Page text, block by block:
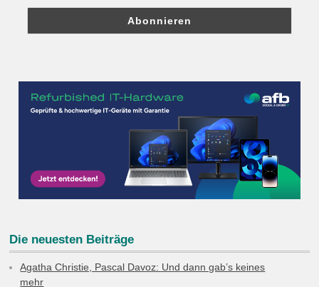
Die neuesten Beiträge
Agatha Christie, Pascal Davoz: Und dann gab’s keines
mehr